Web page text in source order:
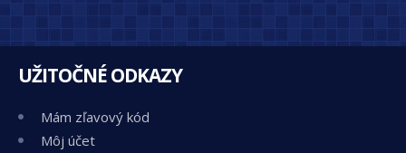
UŽITOČNÉ ODKAZY
Mám zľavový kód
Môj účet